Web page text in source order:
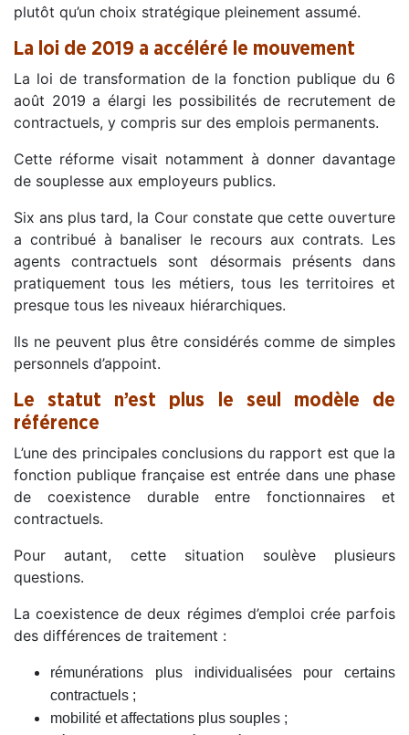
plutôt qu’un choix stratégique pleinement assumé.
La loi de 2019 a accéléré le mouvement
La loi de transformation de la fonction publique du 6
août 2019 a élargi les possibilités de recrutement de
contractuels, y compris sur des emplois permanents.
Cette réforme visait notamment à donner davantage
de souplesse aux employeurs publics.
Six ans plus tard, la Cour constate que cette ouverture
a contribué à banaliser le recours aux contrats. Les
agents contractuels sont désormais présents dans
pratiquement tous les métiers, tous les territoires et
presque tous les niveaux hiérarchiques.
Ils ne peuvent plus être considérés comme de simples
personnels d’appoint.
Le statut n’est plus le seul modèle de
référence
L’une des principales conclusions du rapport est que la
fonction publique française est entrée dans une phase
de coexistence durable entre fonctionnaires et
contractuels.
Pour autant, cette situation soulève plusieurs
questions.
La coexistence de deux régimes d’emploi crée parfois
des différences de traitement :
rémunérations plus individualisées pour certains
contractuels ;
mobilité et affectations plus souples ;